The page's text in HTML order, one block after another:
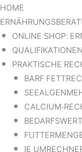
HOME
ONLINE SHOP:
PRAKTISCHE
BARF
CALCIUM-